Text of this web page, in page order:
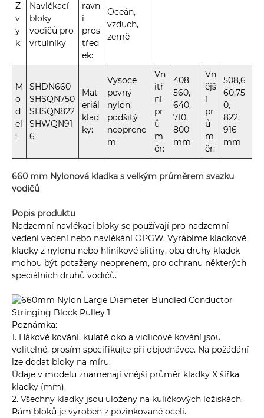
Z
v
y
k:
Navlékací
bloky
vodičů pro
vrtulníky
ravn
í
pros
třed
ek:
Oceán,
vzduch,
země
M
o
d
el
:
SHDN660
SHSQN750
SHSQN822
SHWQN91
6
Mat
eriál
klad
ky:
Vysoce
pevný
nylon,
podšitý
neoprene
m
Vn
itř
ní
pr
ů
m
ěr:
408
560,
640,
710,
800
mm
Vn
ějš
í
pr
ů
m
ěr:
508,6
60,75
0,
822,
916
mm
660 mm Nylonová kladka s velkým průměrem svazku
vodičů
Popis produktu
Nadzemní navlékací bloky se používají pro nadzemní
vedení vedení nebo navlékání OPGW. Vyrábíme kladkové
kladky z nylonu nebo hliníkové slitiny, oba druhy kladek
mohou být potaženy neoprenem, pro ochranu některých
speciálních druhů vodičů.
Poznámka:
1. Hákové kování, kulaté oko a vidlicové kování jsou
volitelné, prosím specifikujte při objednávce. Na požádání
lze dodat bloky na míru.
Údaje v modelu znamenají vnější průměr kladky X šířka
kladky (mm).
2. Všechny kladky jsou uloženy na kuličkových ložiskách.
Rám bloků je vyroben z pozinkované oceli.